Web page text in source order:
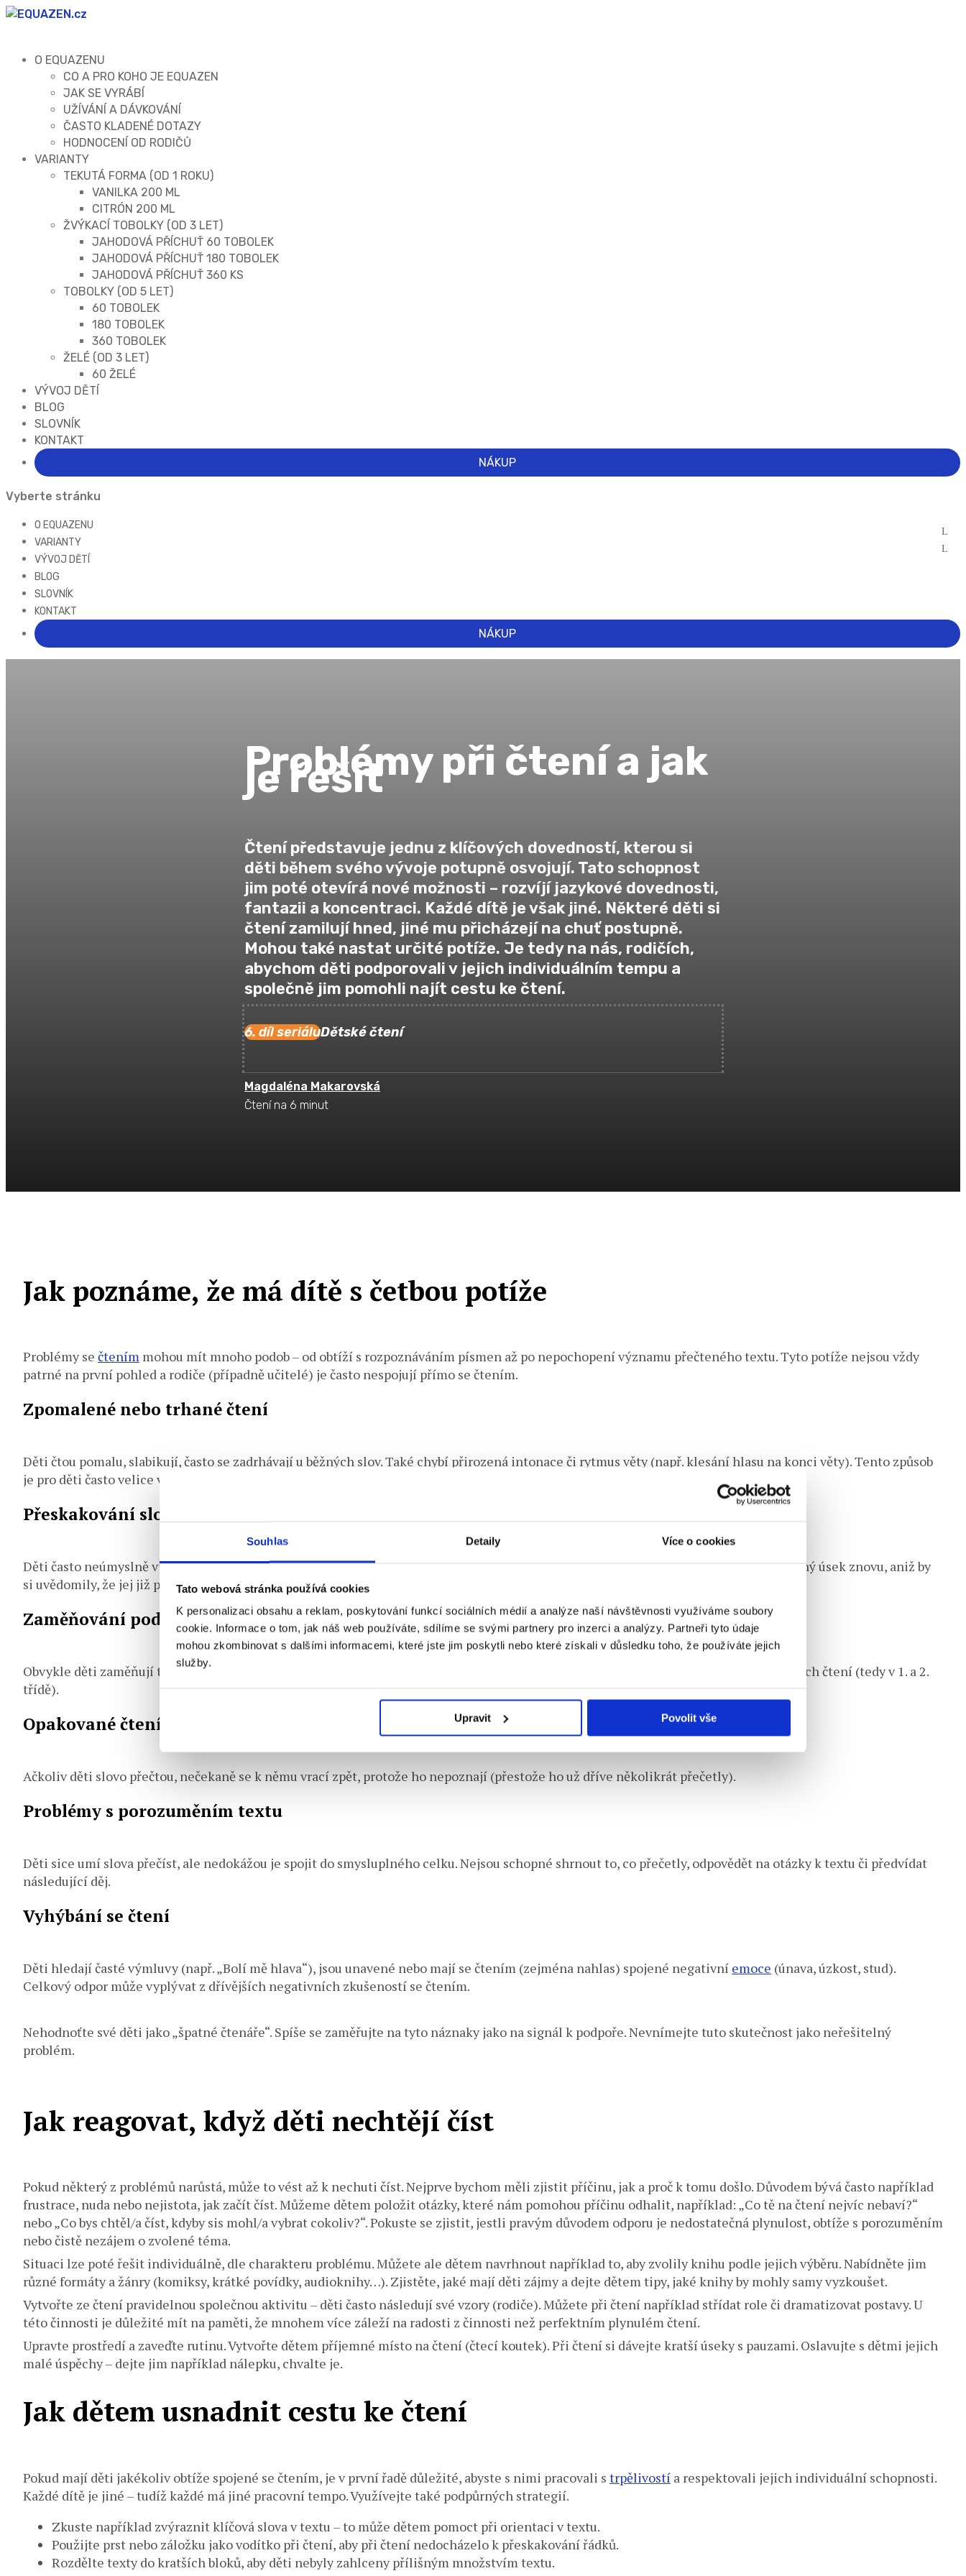
Souhlas Detaily Více o cookies
Tato webová stránka používá cookies
K personalizaci obsahu a reklam, poskytování funkcí sociálních médií a analýze naší návštěvnosti využíváme soubory
cookie. Informace o tom, jak náš web používáte, sdílíme se svými partnery pro inzerci a analýzy. Partneři tyto údaje
mohou zkombinovat s dalšími informacemi, které jste jim poskytli nebo které získali v důsledku toho, že používáte jejich
služby.
Upravit Povolit vše
O EQUAZENU
CO A PRO KOHO JE EQUAZEN
JAK SE VYRÁBÍ
UŽÍVÁNÍ A DÁVKOVÁNÍ
ČASTO KLADENÉ DOTAZY
HODNOCENÍ OD RODIČŮ
VARIANTY
TEKUTÁ FORMA (OD 1 ROKU)
VANILKA 200 ML
CITRÓN 200 ML
ŽVÝKACÍ TOBOLKY (OD 3 LET)
JAHODOVÁ PŘÍCHUŤ 60 TOBOLEK
JAHODOVÁ PŘÍCHUŤ 180 TOBOLEK
JAHODOVÁ PŘÍCHUŤ 360 KS
TOBOLKY (OD 5 LET)
60 TOBOLEK
180 TOBOLEK
360 TOBOLEK
ŽELÉ (OD 3 LET)
60 ŽELÉ
VÝVOJ DĚTÍ
BLOG
SLOVNÍK
KONTAKT
NÁKUP
Vyberte stránku
O EQUAZENU
VARIANTY
VÝVOJ DĚTÍ
BLOG
SLOVNÍK
KONTAKT
NÁKUP
Problémy při čtení a jak
je řešit
Čtení představuje jednu z klíčových dovedností, kterou si
děti během svého vývoje potupně osvojují. Tato schopnost
jim poté otevírá nové možnosti – rozvíjí jazykové dovednosti,
fantazii a koncentraci. Každé dítě je však jiné. Některé děti si
čtení zamilují hned, jiné mu přicházejí na chuť postupně.
Mohou také nastat určité potíže. Je tedy na nás, rodičích,
abychom děti podporovali v jejich individuálním tempu a
společně jim pomohli najít cestu ke čtení.
6. díl seriáluDětské čtení
Magdaléna Makarovská
Čtení na 6 minut
Jak poznáme, že má dítě s četbou potíže
Problémy se čtením mohou mít mnoho podob – od obtíží s rozpoznáváním písmen až po nepochopení významu přečteného textu. Tyto potíže nejsou vždy
patrné na první pohled a rodiče (případně učitelé) je často nespojují přímo se čtením.
Zpomalené nebo trhané čtení
Děti čtou pomalu, slabikují, často se zadrhávají u běžných slov. Také chybí přirozená intonace či rytmus věty (např. klesání hlasu na konci věty). Tento způsob
je pro děti často velice vyčerpávající a může vést k únavě a ztrátě
Přeskakování slov či řádků
Děti často neúmyslně vynechávají krátká slova (např. spojky, předložky), nebo dokonce celé části řádku. Poté se vracejí zpět a čtou stejný úsek znovu, aniž by
si uvědomily, že jej již přečetly.
Zaměňování podobných písmen
Obvykle děti zaměňují tvarově podobná písmena, jako jsou „b“ -> „d“ nebo „m“ -> „n“. Tento problém se nejčastěji objevuje v raných fázích čtení (tedy v 1. a 2.
třídě).
Opakované čtení téhož slova
Ačkoliv děti slovo přečtou, nečekaně se k němu vrací zpět, protože ho nepoznají (přestože ho už dříve několikrát přečetly).
Problémy s porozuměním textu
Děti sice umí slova přečíst, ale nedokážou je spojit do smysluplného celku. Nejsou schopné shrnout to, co přečetly, odpovědět na otázky k textu či předvídat
následující děj.
Vyhýbání se čtení
Děti hledají časté výmluvy (např. „Bolí mě hlava“), jsou unavené nebo mají se čtením (zejména nahlas) spojené negativní emoce (únava, úzkost, stud).
Celkový odpor může vyplývat z dřívějších negativních zkušeností se čtením.
Nehodnoťte své děti jako „špatné čtenáře“. Spíše se zaměřujte na tyto náznaky jako na signál k podpoře. Nevnímejte tuto skutečnost jako neřešitelný
problém.
Jak reagovat, když děti nechtějí číst
Pokud některý z problémů narůstá, může to vést až k nechuti číst. Nejprve bychom měli zjistit příčinu, jak a proč k tomu došlo. Důvodem bývá často například
frustrace, nuda nebo nejistota, jak začít číst. Můžeme dětem položit otázky, které nám pomohou příčinu odhalit, například: „Co tě na čtení nejvíc nebaví?“
nebo „Co bys chtěl/a číst, kdyby sis mohl/a vybrat cokoliv?“. Pokuste se zjistit, jestli pravým důvodem odporu je nedostatečná plynulost, obtíže s porozuměním
nebo čistě nezájem o zvolené téma.
Situaci lze poté řešit individuálně, dle charakteru problému. Můžete ale dětem navrhnout například to, aby zvolily knihu podle jejich výběru. Nabídněte jim
různé formáty a žánry (komiksy, krátké povídky, audioknihy…). Zjistěte, jaké mají děti zájmy a dejte dětem tipy, jaké knihy by mohly samy vyzkoušet.
Vytvořte ze čtení pravidelnou společnou aktivitu – děti často následují své vzory (rodiče). Můžete při čtení například střídat role či dramatizovat postavy. U
této činnosti je důležité mít na paměti, že mnohem více záleží na radosti z činnosti než perfektním plynulém čtení.
Upravte prostředí a zaveďte rutinu. Vytvořte dětem příjemné místo na čtení (čtecí koutek). Při čtení si dávejte kratší úseky s pauzami. Oslavujte s dětmi jejich
malé úspěchy – dejte jim například nálepku, chvalte je.
Jak dětem usnadnit cestu ke čtení
Pokud mají děti jakékoliv obtíže spojené se čtením, je v první řadě důležité, abyste s nimi pracovali s trpělivostí a respektovali jejich individuální schopnosti.
Každé dítě je jiné – tudíž každé má jiné pracovní tempo. Využívejte také podpůrných strategií.
Zkuste například zvýraznit klíčová slova v textu – to může dětem pomoct při orientaci v textu.
Použijte prst nebo záložku jako vodítko při čtení, aby při čtení nedocházelo k přeskakování řádků.
Rozdělte texty do kratších bloků, aby děti nebyly zahlceny přílišným množstvím textu.